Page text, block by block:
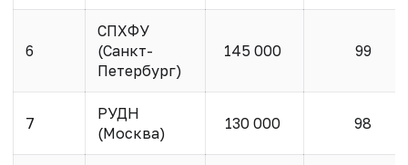
6
СПХФУ
(Санкт-
Петербург)
145 000 99
7
РУДН
(Москва)
130 000 98